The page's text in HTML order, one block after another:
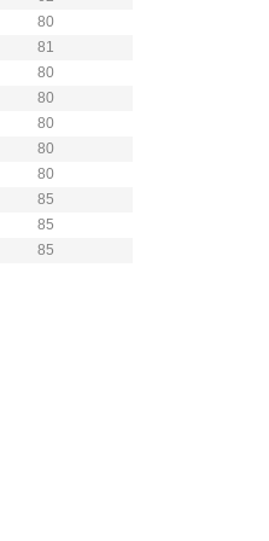
80
81
80
80
80
80
80
85
85
85